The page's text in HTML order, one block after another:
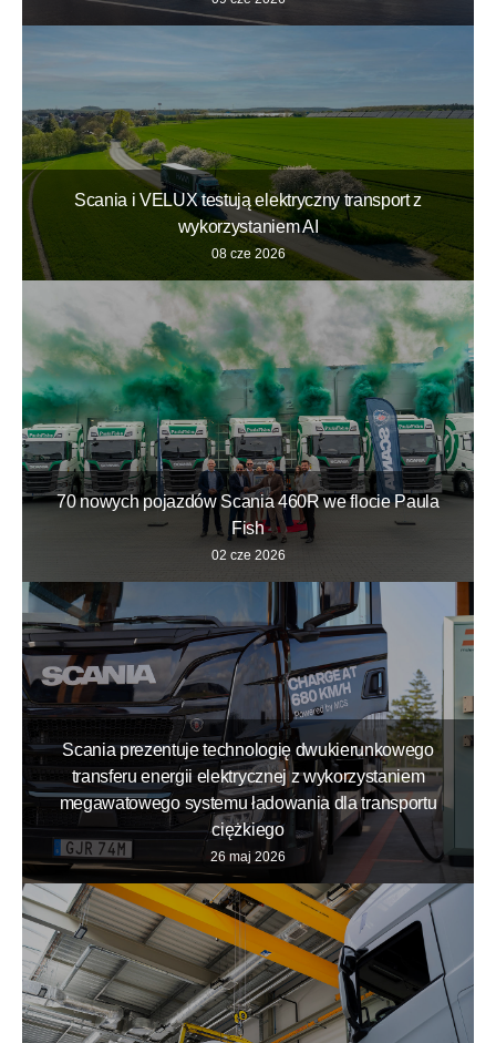
Scania i VELUX testują elektryczny transport z
wykorzystaniem AI
08 cze 2026
70 nowych pojazdów Scania 460R we flocie Paula
Fish
02 cze 2026
Scania prezentuje technologię dwukierunkowego
transferu energii elektrycznej z wykorzystaniem
megawatowego systemu ładowania dla transportu
ciężkiego
26 maj 2026